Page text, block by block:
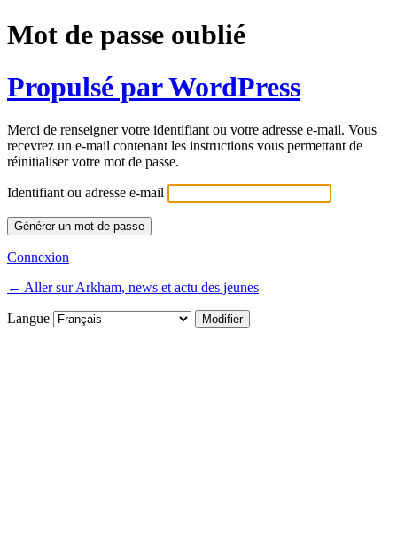
Mot de passe oublié
Propulsé par WordPress
Merci de renseigner votre identifiant ou votre adresse e-mail. Vous
recevrez un e-mail contenant les instructions vous permettant de
réinitialiser votre mot de passe.
Identifiant ou adresse e-mail
Connexion
← Aller sur Arkham, news et actu des jeunes
Langue